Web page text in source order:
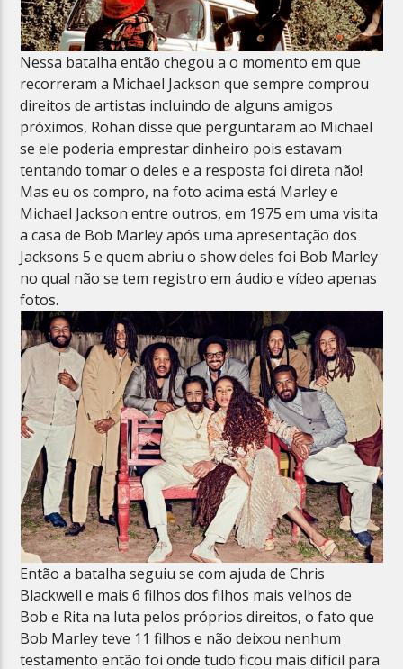
Nessa batalha então chegou a o momento em que
recorreram a Michael Jackson que sempre comprou
direitos de artistas incluindo de alguns amigos
próximos, Rohan disse que perguntaram ao Michael
se ele poderia emprestar dinheiro pois estavam
tentando tomar o deles e a resposta foi direta não!
Mas eu os compro, na foto acima está Marley e
Michael Jackson entre outros, em 1975 em uma visita
a casa de Bob Marley após uma apresentação dos
Jacksons 5 e quem abriu o show deles foi Bob Marley
no qual não se tem registro em áudio e vídeo apenas
fotos.
Então a batalha seguiu se com ajuda de Chris
Blackwell e mais 6 filhos dos filhos mais velhos de
Bob e Rita na luta pelos próprios direitos, o fato que
Bob Marley teve 11 filhos e não deixou nenhum
testamento então foi onde tudo ficou mais difícil para